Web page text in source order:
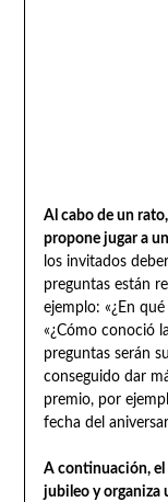
Al cabo de un
propone jugar a
los invitados
preguntas están
ejemplo: «¿En
«¿Cómo conoció
preguntas serán
conseguido dar
premio, por
fecha del
A continuación, el
jubileo y organiza